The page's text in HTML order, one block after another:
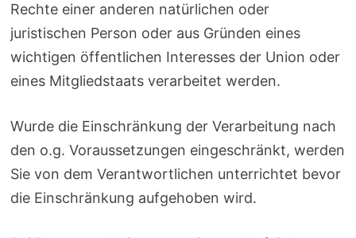
Rechte einer anderen natürlichen oder
juristischen Person oder aus Gründen eines
wichtigen öffentlichen Interesses der Union oder
eines Mitgliedstaats verarbeitet werden.
Wurde die Einschränkung der Verarbeitung nach
den o.g. Voraussetzungen eingeschränkt, werden
Sie von dem Verantwortlichen unterrichtet bevor
die Einschränkung aufgehoben wird.